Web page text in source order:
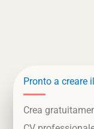
Pronto a creare
Crea